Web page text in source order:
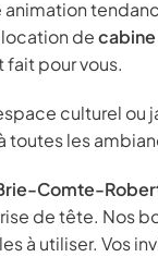
animation
de
fait pour vous.
culturel ou
toutes les
Comte-
de tête. Nos
à utiliser. Vos